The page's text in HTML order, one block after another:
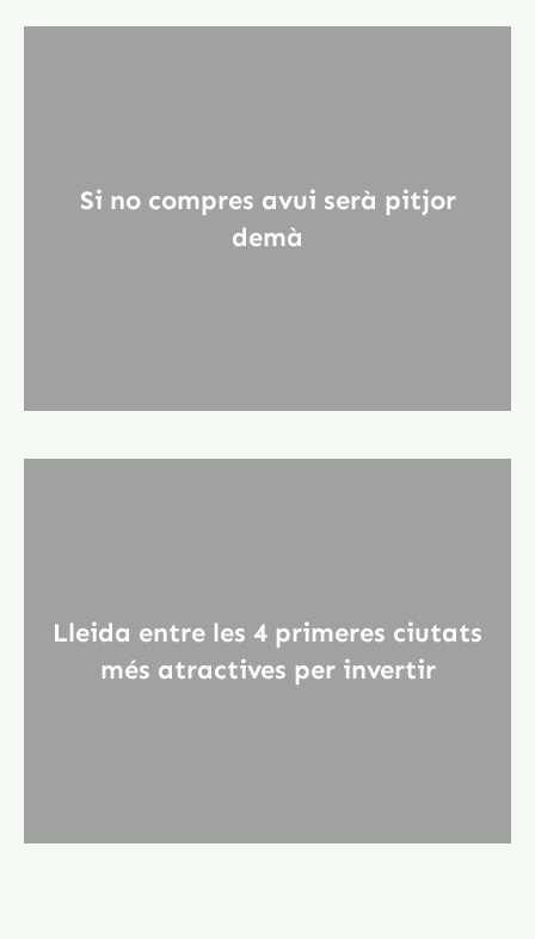
Si no compres avui serà pitjor
demà
Lleida entre les 4 primeres ciutats
més atractives per invertir